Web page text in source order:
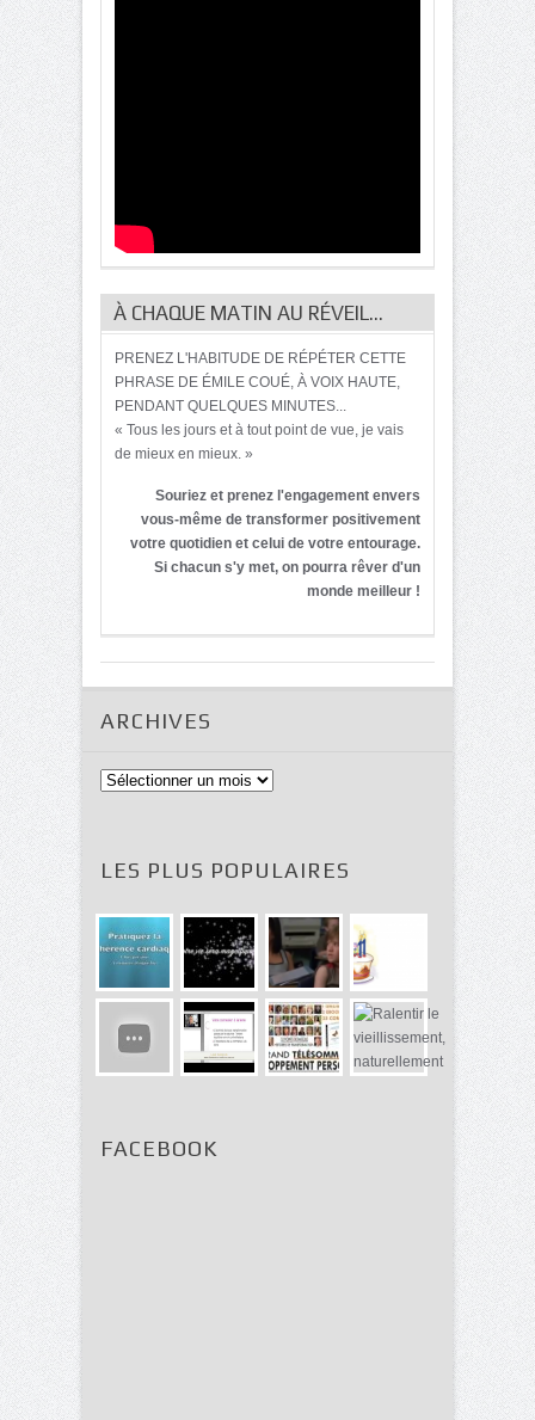
À CHAQUE MATIN AU RÉVEIL…
PRENEZ L'HABITUDE DE RÉPÉTER CETTE
PHRASE DE ÉMILE COUÉ, À VOIX HAUTE,
PENDANT QUELQUES MINUTES...
« Tous les jours et à tout point de vue, je vais
de mieux en mieux. »
Souriez et prenez l'engagement envers
vous-même de transformer positivement
votre quotidien et celui de votre entourage.
Si chacun s'y met, on pourra rêver d'un
monde meilleur !
ARCHIVES
Archives
LES PLUS POPULAIRES
FACEBOOK